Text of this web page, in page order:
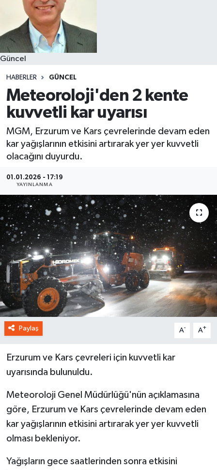
Güncel
HABERLER GÜNCEL
Meteoroloji'den 2 kente
kuvvetli kar uyarısı
MGM, Erzurum ve Kars çevrelerinde devam eden
kar yağışlarının etkisini artırarak yer yer kuvvetli
olacağını duyurdu.
01.01.2026 - 17:19
YAYINLANMA
Paylaş A- A+
Erzurum ve Kars çevreleri için kuvvetli kar
uyarısında bulunuldu.
Meteoroloji Genel Müdürlüğü'nün açıklamasına
göre, Erzurum ve Kars çevrelerinde devam eden
kar yağışlarının etkisini artırarak yer yer kuvvetli
olması bekleniyor.
Yağışların gece saatlerinden sonra etkisini